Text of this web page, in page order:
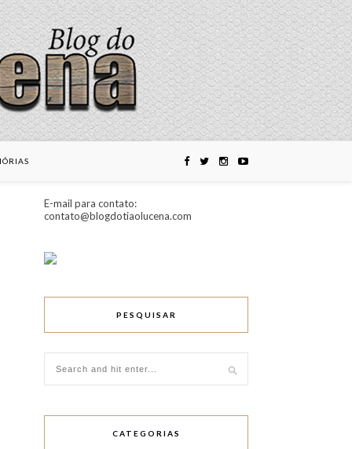
E-mail para contato:
contato@blogdotiaolucena.com
PESQUISAR
CATEGORIAS